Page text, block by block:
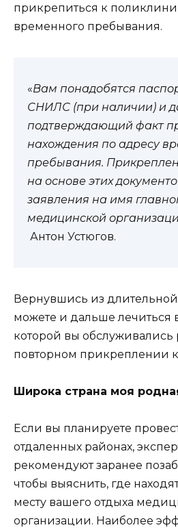
прикрепиться к
временного пребывания.
«Вам понадобятся
СНИЛС (при наличии) и
подтверждающий факт
нахождения по адресу
пребывания.
на основе этих
заявления на имя
медицинской
Антон Устюгов.
Вернувшись из
можете и дальше лечиться
которой вы обслуживались
повторном прикреплении
Широка страна моя
Если вы планируете
отдаленных районах,
рекомендуют заранее
чтобы выяснить, где
месту вашего отдыха
организации. Наиболее